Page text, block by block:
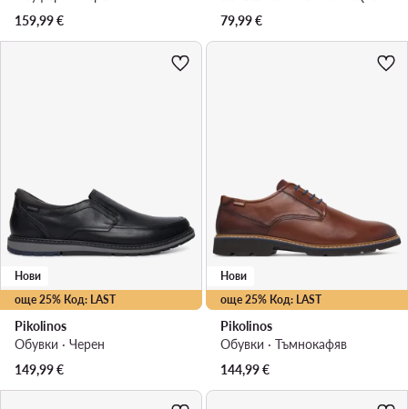
159,99€
79,99€
още 25% Код: LAST
Нови
Pikolinos
Обувки · Черен
149,99€
още 25% Код: LAST
Нови
Pikolinos
Обувки · Тъмнокафяв
144,99€